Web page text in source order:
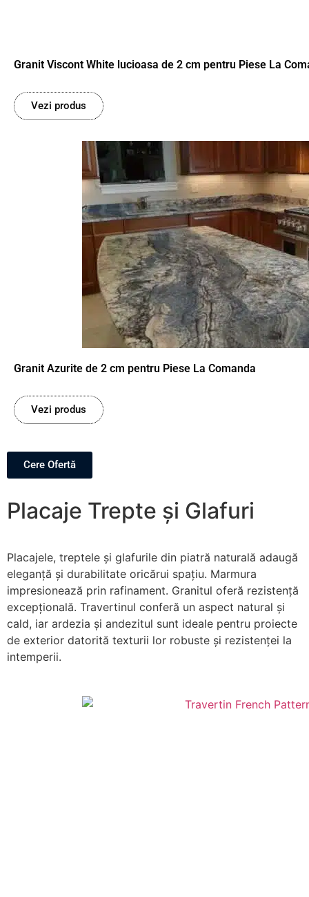
Granit Viscont White lucioasa de 2 cm pentru Piese La
Vezi produs
Granit Azurite de 2 cm pentru Piese La Comanda
Vezi produs
Cere Ofertă
Placaje Trepte și Glafuri
Placajele, treptele și glafurile din piatră naturală adaugă
eleganță și durabilitate oricărui spațiu. Marmura
impresionează prin rafinament. Granitul oferă rezistență
excepțională. Travertinul conferă un aspect natural și
cald, iar ardezia și andezitul sunt ideale pentru proiecte
de exterior datorită texturii lor robuste și rezistenței la
intemperii.